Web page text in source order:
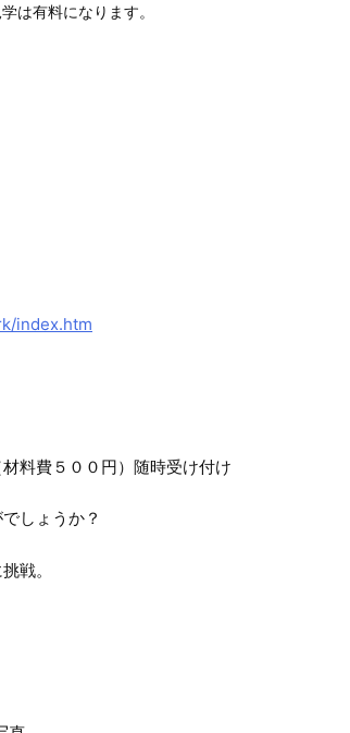
有料になります。
index.htm
料費５００円）随時受け付け
しょうか？
戦。